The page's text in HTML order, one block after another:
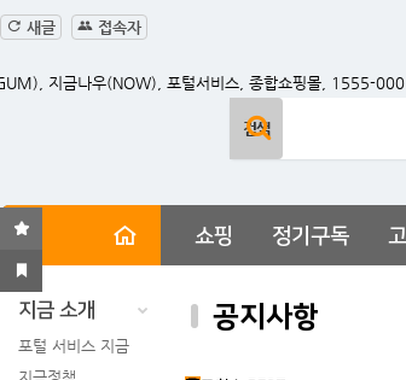
새글 접속자
쇼핑 정기구독
지금 소개
포털 서비스 지금
공지사항